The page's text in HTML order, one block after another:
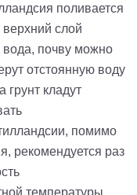
поливается
верхний слой
вода, почву можно
отстоянную воду
грунт кладут
, помимо
рекомендуется раз
температуры